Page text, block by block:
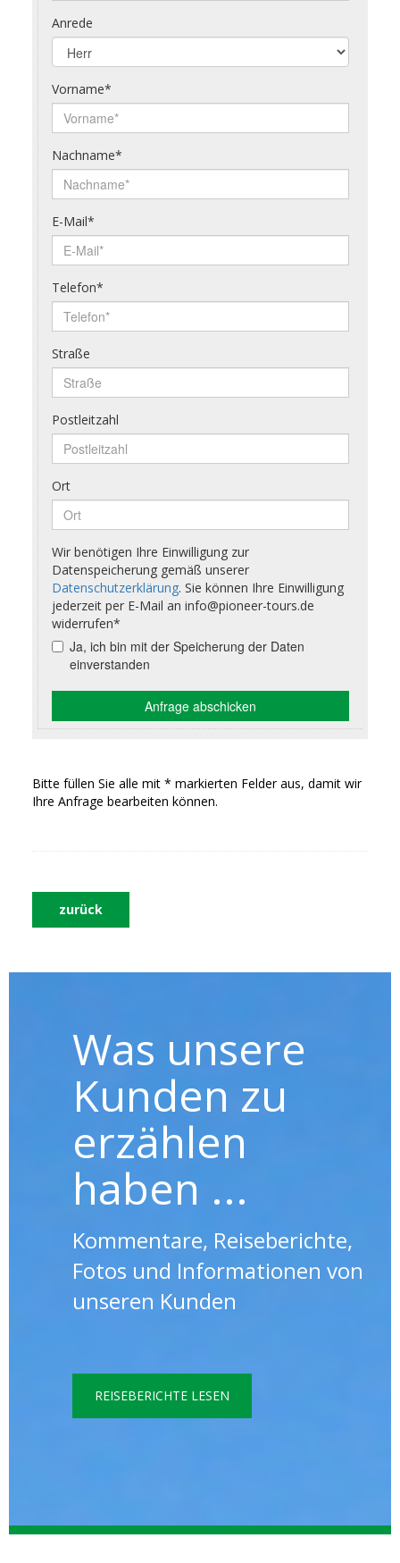
Bitte füllen Sie alle mit * markierten Felder aus, damit wir
Ihre Anfrage bearbeiten können.
zurück
Was unsere
Kunden zu
erzählen
haben ...
Kommentare, Reiseberichte,
Fotos und Informationen von
unseren Kunden
REISEBERICHTE LESEN